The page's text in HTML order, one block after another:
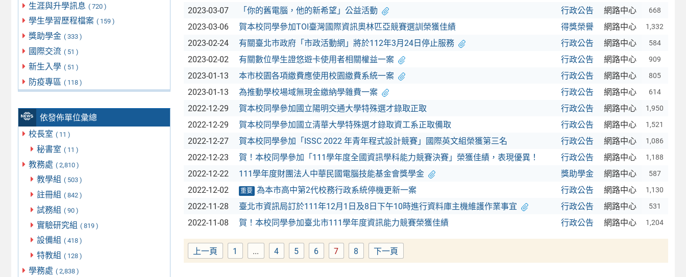
生涯與升學訊息 ( 720 )
學生學習歷程檔案 ( 159 )
獎助學金 ( 333 )
國際交流 ( 51 )
新生入學 ( 51 )
防疫專區 ( 118 )
依發佈單位彙總
校長室 ( 11 )
秘書室 ( 11 )
教務處 ( 2,810 )
教學組 ( 503 )
註冊組 ( 842 )
試務組 ( 90 )
實驗研究組 ( 819 )
設備組 ( 418 )
特教組 ( 128 )
學務處 ( 2,838 )
2023-03-07 「你的舊電腦，他的新希望」公益活動 行政公告 網路中心 668
2023-03-06 賀本校同學參加TOI臺灣國際資訊奧林匹亞競賽選訓榮獲佳績 得獎榮譽 網路中心 1,332
2023-02-24 有關臺北巿政府「市政活動網」將於112年3月24日停止服務 行政公告 網路中心 584
2023-02-02 有關數位學生證悠遊卡使用者相關權益一案 行政公告 網路中心 909
2023-01-13 本市校園各項繳費應使用校園繳費系統一案 行政公告 網路中心 805
2023-01-13 為推動學校場域無現金繳納學雜費一案 行政公告 網路中心 614
2022-12-29 賀本校同學參加國立陽明交通大學特殊選才錄取正取 行政公告 網路中心 1,950
2022-12-29 賀本校同學參加國立清華大學特殊選才錄取資工系正取備取 行政公告 網路中心 1,521
2022-12-27 賀本校同學參加「ISSC 2022 年青年程式設計競賽」國際英文組榮獲第三名 行政公告 網路中心 1,086
2022-12-23 賀！本校同學參加「111學年度全國資訊學科能力競賽決賽」榮獲佳績，表現優異！ 行政公告 網路中心 1,188
2022-12-22 111學年度財團法人中華民國電腦技能基金會獎學金 獎助學金 網路中心 587
2022-12-02 重要 為本市高中第2代校務行政系統停機更新一案 行政公告 網路中心 1,130
2022-11-28 臺北巿資訊局訂於111年12月1日及8日下午10時進行資料庫主機維護作業事宜 行政公告 網路中心 531
2022-11-08 賀！本校同學參加臺北市111學年度資訊能力競賽榮獲佳績 行政公告 網路中心 1,204
上一頁 Page
1 ... Page
4 Page
5 Page
6 Page
7 Page
8 下一頁